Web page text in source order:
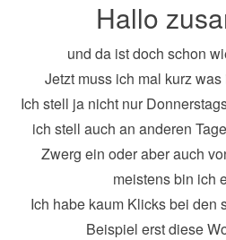
Hallo
und da ist doch schon
Jetzt muss ich mal kurz
Ich stell ja nicht nur
ich stell auch an anderen
Zwerg ein oder aber auch
meistens bin ich
Ich habe kaum Klicks bei den
Beispiel erst diese